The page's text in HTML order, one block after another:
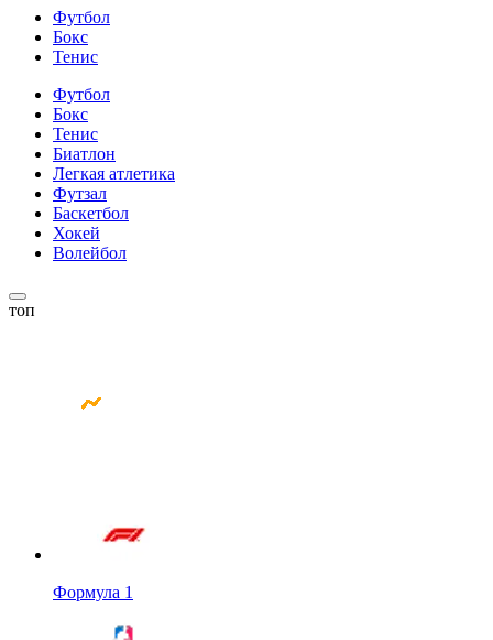
Футбол
Бокс
Тенис
Футбол
Бокс
Тенис
Биатлон
Легкая атлетика
Футзал
Баскетбол
Хокей
Волейбол
топ
Формула 1